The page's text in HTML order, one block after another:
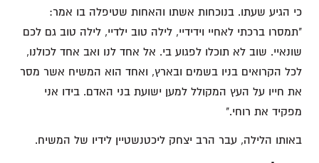
כי הגיע שעתו. בנוכחות אשתו והאחות שטיפלה בו אמר:
"תמסרו ברכתי לאחיי וידידיי, לילה טוב ילדיי, לילה טוב גם לכם
שונאיי. שוב לא תוכלו לפגוע בי. אל אחד לנו ואב אחד לכולנו,
לכל הקרואים בניו בשמים ובארץ, ואחד הוא המשיח אשר מסר
את חייו על העץ המקולל למען ישועת בני האדם. בידו אני
מפקיד את רוחי."
באותו הלילה, עבר הרב יצחק ליכטנשטיין לידיו של המשיח.